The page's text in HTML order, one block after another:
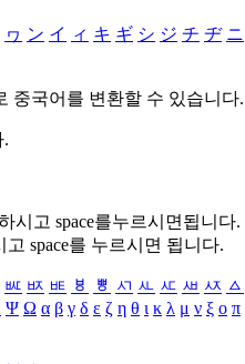
ヮ ン イ ィ キ ギ シ ジ チ ヂ ニ
중국어를 변환할 수 있습니다.
.
시고 space를누르시면됩니다.
고 space를 누르시면 됩니다.
ㅵ ㅶ ㅷ ㅸ ㅹ ㅺ ㅻ ㅼ ㅽ ㅾ ㅿ
Ψ Ω α β γ δ ε ζ η θ ι κ λ μ ν ξ ο π